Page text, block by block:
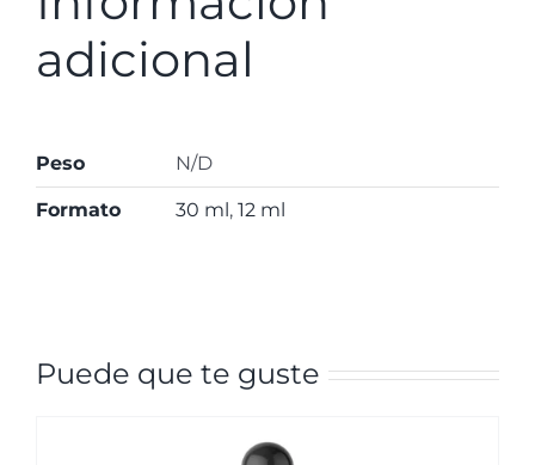
adicional
Peso N/D
Formato 30 ml , 12 ml
Puede que te guste